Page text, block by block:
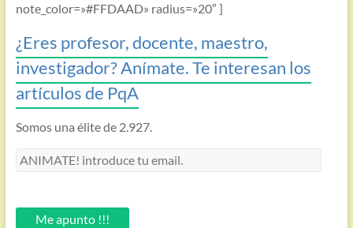
note_color=»#FFDAAD» radius=»20″ ]
¿Eres profesor, docente, maestro,
investigador? Anímate. Te interesan los
artículos de PqA
Somos una élite de 2.927.
ANIMATE!
email.Me apunto !!!